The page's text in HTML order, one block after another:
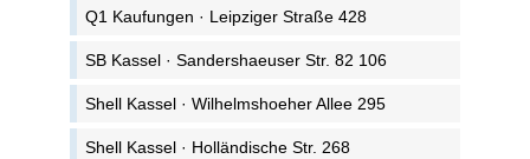
Q1 Kaufungen · Leipziger Straße 428
SB Kassel · Sandershaeuser Str. 82 106
Shell Kassel · Wilhelmshoeher Allee 295
Shell Kassel · Holländische Str. 268